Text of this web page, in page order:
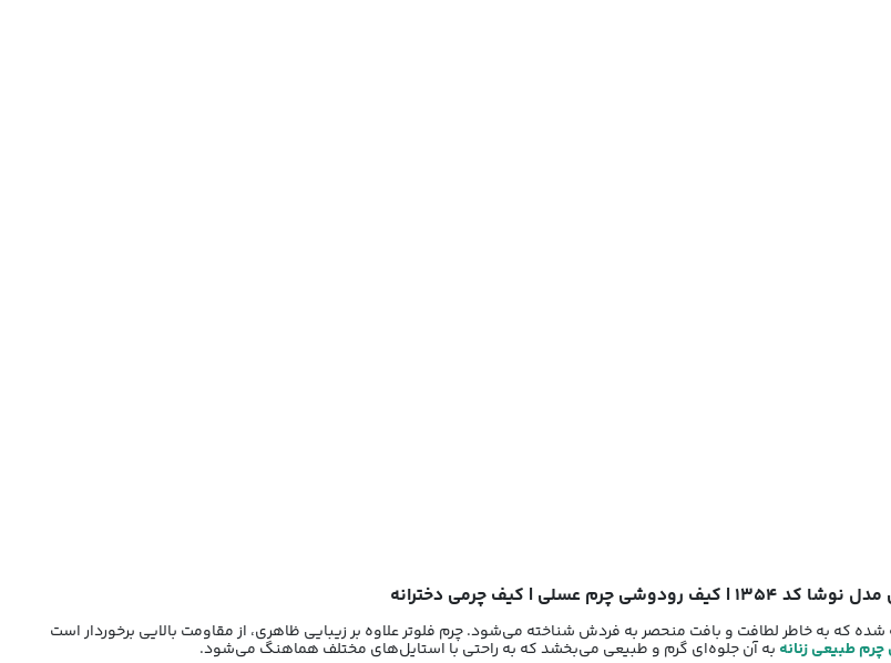
عسلی | کیف چرمی دخترانه
جنس چرم فلوتر گاوی عسلی ساخته شده که به خاطر لطافت و بافت منحصر به فردش شناخته می‌شود. چرم فلوتر علاوه بر زیبایی ظاهری، از مقاومت بالایی برخوردار است
طبیعی زنانه به آن جلوه‌ای گرم و طبیعی می‌بخشد که به راحتی با استایل‌های مختلف هماهنگ می‌شود.